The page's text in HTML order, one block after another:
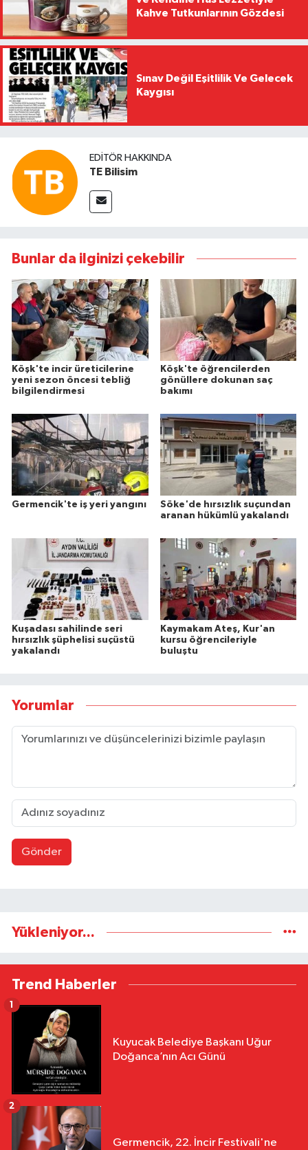
Kahve Tutkunlarının Gözdesi
Sınav Değil Eşitlilik Ve Gelecek
Kaygısı
EDITÖR HAKKINDA
TE Bilisim
Bunlar da ilginizi çekebilir
Köşk'te incir üreticilerine
yeni sezon öncesi tebliğ
bilgilendirmesi
Köşk'te öğrencilerden
gönüllere dokunan saç
bakımı
Germencik'te iş yeri yangını
Söke'de hırsızlık suçundan
aranan hükümlü yakalandı
Kuşadası sahilinde seri
hırsızlık şüphelisi suçüstü
yakalandı
Kaymakam Ateş, Kur'an
kursu öğrencileriyle
buluştu
Yorumlar
Gönder
Yükleniyor...
Trend Haberler
Kuyucak Belediye Başkanı Uğur
Doğanca’nın Acı Günü
1
Germencik, 22. İncir Festivali'ne
2